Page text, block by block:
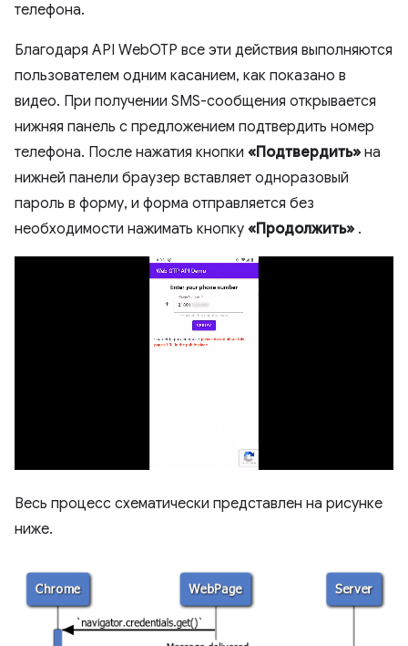
телефона.
Благодаря API WebOTP все эти действия выполняются
пользователем одним касанием, как показано в
видео. При получении SMS-сообщения открывается
нижняя панель с предложением подтвердить номер
телефона. После нажатия кнопки «Подтвердить» на
нижней панели браузер вставляет одноразовый
пароль в форму, и форма отправляется без
необходимости нажимать кнопку «Продолжить» .
Весь процесс схематически представлен на рисунке
ниже.